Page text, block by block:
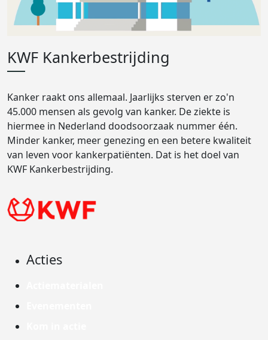
KWF Kankerbestrijding
Kanker raakt ons allemaal. Jaarlijks sterven er zo'n
45.000 mensen als gevolg van kanker. De ziekte is
hiermee in Nederland doodsoorzaak nummer één.
Minder kanker, meer genezing en een betere kwaliteit
van leven voor kankerpatiënten. Dat is het doel van
KWF Kankerbestrijding.
Acties